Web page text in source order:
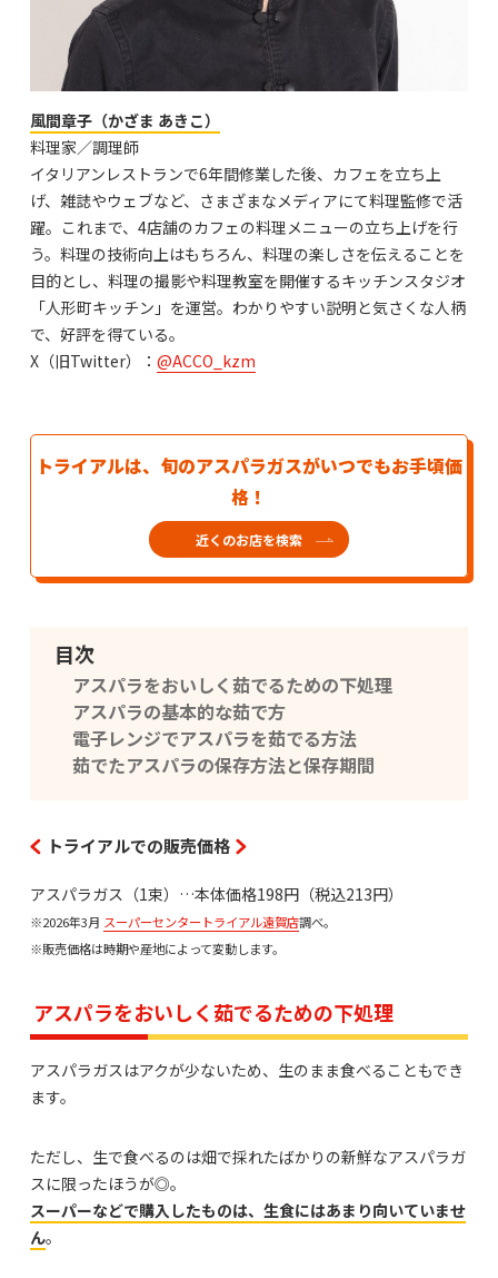
風間章子（かざま あきこ）
料理家／調理師
イタリアンレストランで6年間修業した後、カフェを立ち上
げ、雑誌やウェブなど、さまざまなメディアにて料理監修で活
躍。これまで、4店舗のカフェの料理メニューの立ち上げを行
う。料理の技術向上はもちろん、料理の楽しさを伝えることを
目的とし、料理の撮影や料理教室を開催するキッチンスタジオ
「人形町キッチン」を運営。わかりやすい説明と気さくな人柄
で、好評を得ている。
X（旧Twitter）： @ACCO_kzm
トライアルは、旬のアスパラガスがいつでもお手頃価
格！
近くのお店を検索
目次
アスパラをおいしく茹でるための下処理
アスパラの基本的な茹で方
電子レンジでアスパラを茹でる方法
茹でたアスパラの保存方法と保存期間
トライアルでの販売価格
アスパラガス（1束）…本体価格198円（税込213円）
※2026年3月 スーパーセンタートライアル遠賀店調べ。
※販売価格は時期や産地によって変動します。
アスパラをおいしく茹でるための下処理
アスパラガスはアクが少ないため、生のまま食べることもでき
ます。
ただし、生で食べるのは畑で採れたばかりの新鮮なアスパラガ
スに限ったほうが◎。
スーパーなどで購入したものは、生食にはあまり向いていませ
ん。